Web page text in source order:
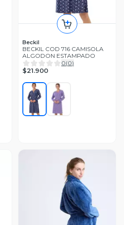
Beckil
BECKIL COD 716 CAMISOLA
ALGODON ESTAMPADO
0(0)
$21.900